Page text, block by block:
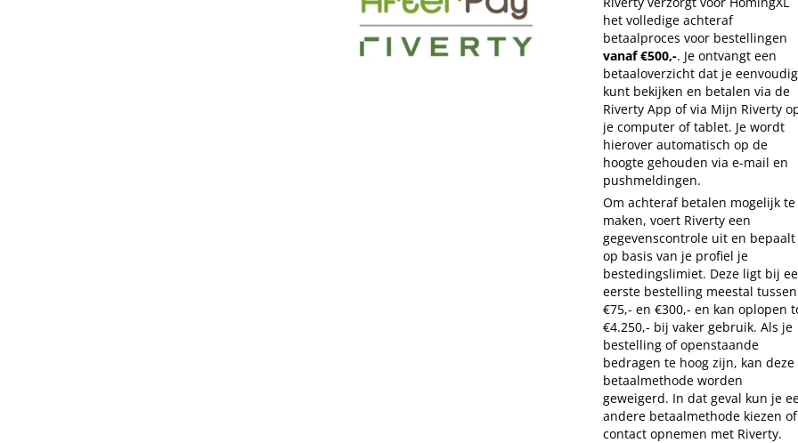
het volledige achteraf
betaalproces voor bestellingen
vanaf €500,-. Je ontvangt een
betaaloverzicht dat je eenvoudig
kunt bekijken en betalen via de
Riverty App of via Mijn Riverty
je computer of tablet. Je wordt
hierover automatisch op de
hoogte gehouden via e-mail en
pushmeldingen.
Om achteraf betalen mogelijk te
maken, voert Riverty een
gegevenscontrole uit en bepaalt
op basis van je profiel je
bestedingslimiet. Deze ligt bij
eerste bestelling meestal tussen
€75,- en €300,- en kan oplopen
€4.250,- bij vaker gebruik. Als je
bestelling of openstaande
bedragen te hoog zijn, kan deze
betaalmethode worden
geweigerd. In dat geval kun je
andere betaalmethode kiezen of
contact opnemen met Riverty.